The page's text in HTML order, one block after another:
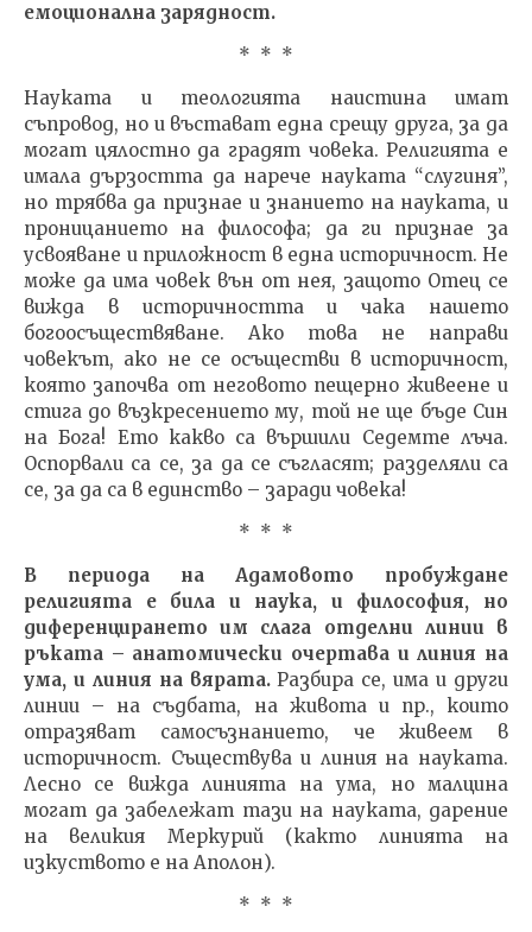
емоционална зарядност.
* * *
Науката и теологията наистина имат
съпровод, но и въстават една срещу друга, за да
могат цялостно да градят човека. Религията е
имала дързостта да нарече науката “слугиня”,
но трябва да признае и знанието на науката, и
проницанието на философа; да ги признае за
усвояване и приложност в една историчност. Не
може да има човек вън от нея, защото Отец се
вижда в историчността и чака нашето
богоосъществяване. Ако това не направи
човекът, ако не се осъществи в историчност,
която започва от неговото пещерно живеене и
стига до възкресението му, той не ще бъде Син
на Бога! Ето какво са вършили Седемте лъча.
Оспорвали са се, за да се съгласят; разделяли са
се, за да са в единство – заради човека!
* * *
В периода на Адамовото пробуждане
религията е била и наука, и философия, но
диференцирането им слага отделни линии в
ръката – анатомически очертава и линия на
ума, и линия на вярата.Разбира се, има и други
линии – на съдбата, на живота и пр., които
отразяват самосъзнанието, че живеем в
историчност. Съществува и линия на науката.
Лесно се вижда линията на ума, но малцина
могат да забележат тази на науката, дарение
на великия Меркурий (както линията на
изкуството е на Аполон).
* * *